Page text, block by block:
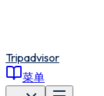
Tripadvisor
菜单